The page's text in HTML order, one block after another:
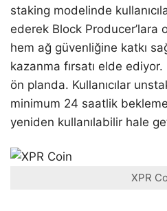
staking modelinde
ederek Block Producer’lara
hem ağ güvenliğine katkı
kazanma fırsatı elde
ön planda. Kullanıcılar
minimum 24 saatlik bekleme
yeniden kullanılabilir hale
XPR